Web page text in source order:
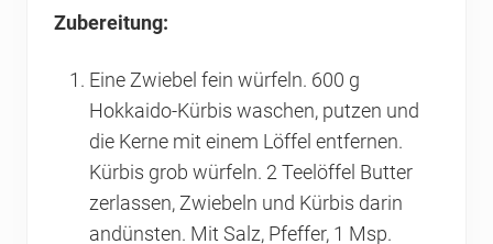
Zubereitung:
Eine Zwiebel fein würfeln. 600 g
Hokkaido-Kürbis waschen, putzen und
die Kerne mit einem Löffel entfernen.
Kürbis grob würfeln. 2 Teelöffel Butter
zerlassen, Zwiebeln und Kürbis darin
andünsten. Mit Salz, Pfeffer, 1 Msp.